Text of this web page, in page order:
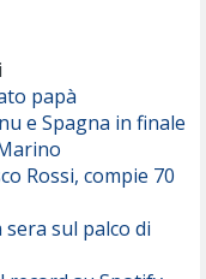
papà
e Spagna in finale
Rossi, compie 70
sul palco di